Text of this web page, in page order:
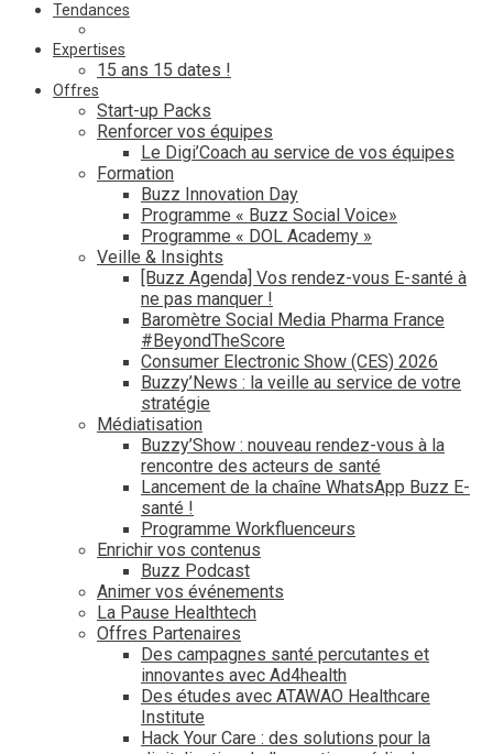
Tendances
Expertises
15 ans 15 dates !
Offres
Start-up Packs
Renforcer vos équipes
Le Digi’Coach au service de vos équipes
Formation
Buzz Innovation Day
Programme « Buzz Social Voice»
Programme « DOL Academy »
Veille & Insights
[Buzz Agenda] Vos rendez-vous E-santé à
ne pas manquer !
Baromètre Social Media Pharma France
#BeyondTheScore
Consumer Electronic Show (CES) 2026
Buzzy’News : la veille au service de votre
stratégie
Médiatisation
Buzzy’Show : nouveau rendez-vous à la
rencontre des acteurs de santé
Lancement de la chaîne WhatsApp Buzz E-
santé !
Programme Workfluenceurs
Enrichir vos contenus
Buzz Podcast
Animer vos événements
La Pause Healthtech
Offres Partenaires
Des campagnes santé percutantes et
innovantes avec Ad4health
Des études avec ATAWAO Healthcare
Institute
Hack Your Care : des solutions pour la